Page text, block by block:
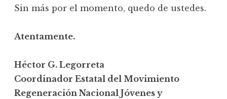
Sin más por el momento, quedo de ustedes.
Atentamente.
Héctor G. Legorreta
Coordinador Estatal del Movimiento
Regeneración Nacional Jóvenes y